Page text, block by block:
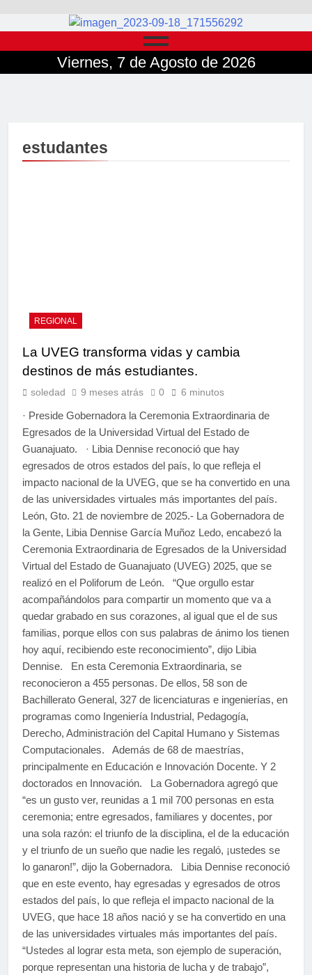
Viernes, 7 de Agosto de 2026
estudantes
REGIONAL
La UVEG transforma vidas y cambia
destinos de más estudiantes.
soledad 9 meses atrás 0 6 minutos
· Preside Gobernadora la Ceremonia Extraordinaria de
Egresados de la Universidad Virtual del Estado de
Guanajuato. · Libia Dennise reconoció que hay
egresados de otros estados del país, lo que refleja el
impacto nacional de la UVEG, que se ha convertido en una
de las universidades virtuales más importantes del país.
León, Gto. 21 de noviembre de 2025.- La Gobernadora de
la Gente, Libia Dennise García Muñoz Ledo, encabezó la
Ceremonia Extraordinaria de Egresados de la Universidad
Virtual del Estado de Guanajuato (UVEG) 2025, que se
realizó en el Poliforum de León. “Que orgullo estar
acompañándolos para compartir un momento que va a
quedar grabado en sus corazones, al igual que el de sus
familias, porque ellos con sus palabras de ánimo los tienen
hoy aquí, recibiendo este reconocimiento”, dijo Libia
Dennise. En esta Ceremonia Extraordinaria, se
reconocieron a 455 personas. De ellos, 58 son de
Bachillerato General, 327 de licenciaturas e ingenierías, en
programas como Ingeniería Industrial, Pedagogía,
Derecho, Administración del Capital Humano y Sistemas
Computacionales. Además de 68 de maestrías,
principalmente en Educación e Innovación Docente. Y 2
doctorados en Innovación. La Gobernadora agregó que
“es un gusto ver, reunidas a 1 mil 700 personas en esta
ceremonia; entre egresados, familiares y docentes, por
una sola razón: el triunfo de la disciplina, el de la educación
y el triunfo de un sueño que nadie les regaló, ¡ustedes se
lo ganaron!”, dijo la Gobernadora. Libia Dennise reconoció
que en este evento, hay egresadas y egresados de otros
estados del país, lo que refleja el impacto nacional de la
UVEG, que hace 18 años nació y se ha convertido en una
de las universidades virtuales más importantes del país.
“Ustedes al lograr esta meta, son ejemplo de superación,
porque representan una historia de lucha y de trabajo”,